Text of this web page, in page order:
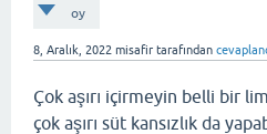
oy
8, Aralık, 2022 misafir tarafından
Çok aşırı içirmeyin belli bir
çok aşırı süt kansızlık da